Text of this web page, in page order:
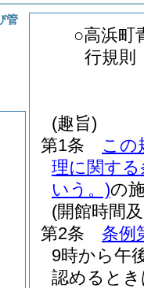
○高浜町
行規則
(趣旨)
第1条
この
理に関する
いう。)の
(開館時間
第2条
条例
9時から午
認めると
管